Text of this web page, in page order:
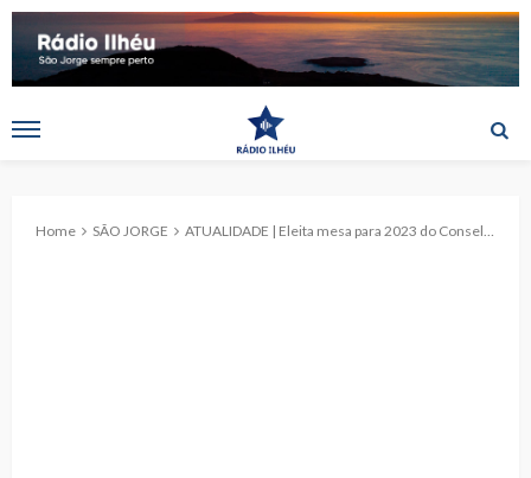
Home SÃO JORGE ATUALIDADE | Eleita mesa para 2023 do Conselho de Ilha de São Jorge: Lena Amaral mantém-se como Presidente.